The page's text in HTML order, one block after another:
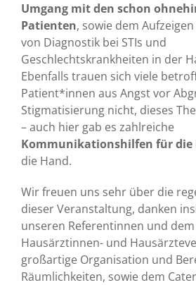
Umgang mit den schon
Patienten, sowie dem
von Diagnostik bei STIs und
Geschlechtskrankheiten in der
Ebenfalls trauen sich viele
Patient*innen aus Angst vor
Stigmatisierung nicht, dieses
– auch hier gab es zahlreiche
Kommunikationshilfen für die
die Hand.
Wir freuen uns sehr über die
dieser Veranstaltung, danken
unseren Referentinnen und dem
Hausärztinnen- und
großartige Organisation und
Räumlichkeiten, sowie dem